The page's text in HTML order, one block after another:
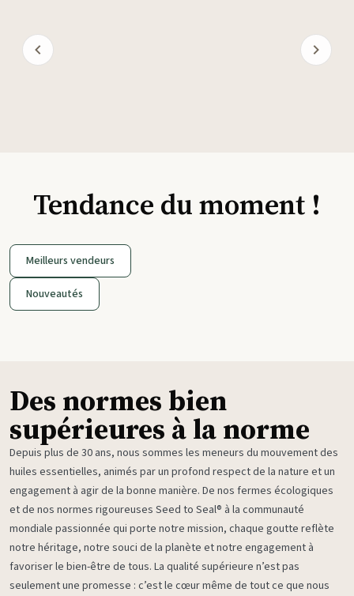
Tendance du moment !
Meilleurs vendeurs
Nouveautés
Des normes bien
supérieures à la norme
Depuis plus de 30 ans, nous sommes les meneurs du mouvement des
huiles essentielles, animés par un profond respect de la nature et un
engagement à agir de la bonne manière. De nos fermes écologiques
et de nos normes rigoureuses Seed to Seal® à la communauté
mondiale passionnée qui porte notre mission, chaque goutte reflète
notre héritage, notre souci de la planète et notre engagement à
favoriser le bien-être de tous. La qualité supérieure n’est pas
seulement une promesse : c’est le cœur même de tout ce que nous